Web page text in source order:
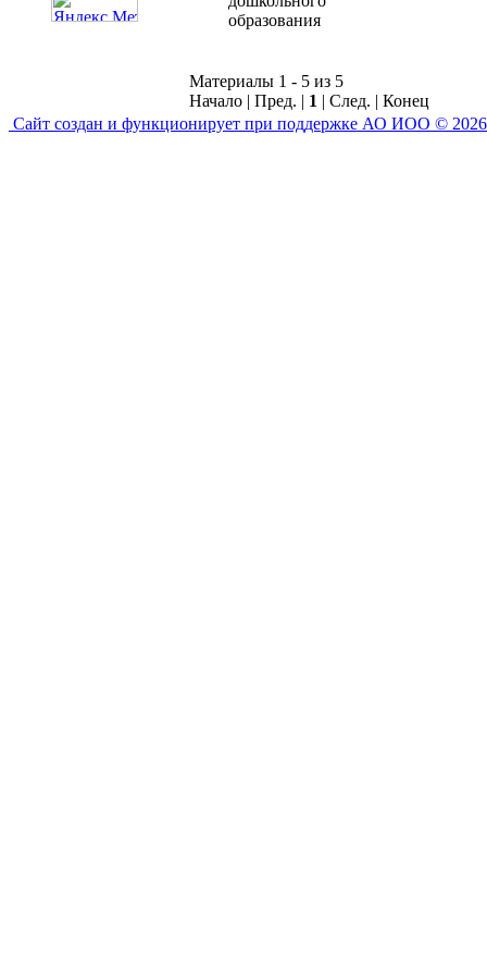
образования
Материалы 1 - 5 из 5
Начало | Пред. | 1 | След. | Конец
Сайт создан и функционирует при поддержке АО ИОО © 2026